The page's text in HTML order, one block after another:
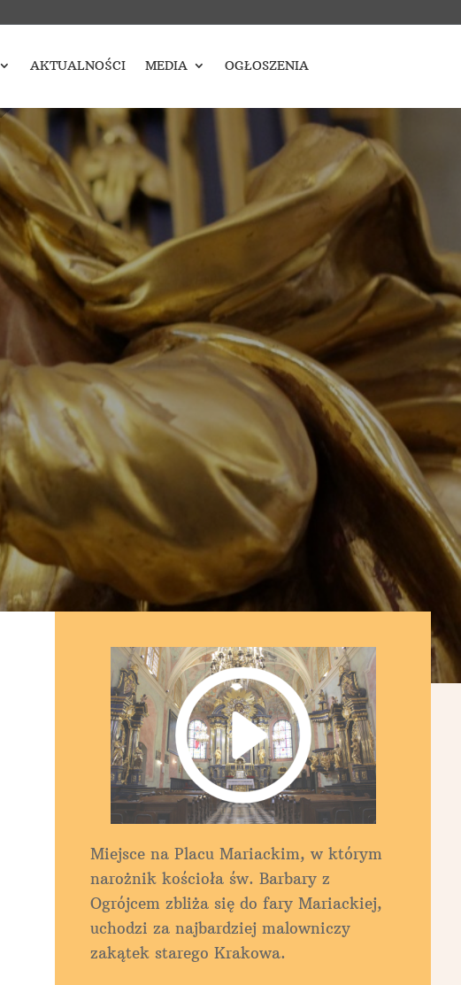
AKTUALNOŚCI MEDIA OGŁOSZENIA
Miejsce na Placu Mariackim, w którym
narożnik kościoła św. Barbary z
Ogrójcem zbliża się do fary Mariackiej,
uchodzi za najbardziej malowniczy
zakątek starego Krakowa.